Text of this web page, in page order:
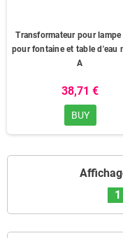
Transformateur pour lampe
pour fontaine et table d'eau
A
38,71 €
BUY
1